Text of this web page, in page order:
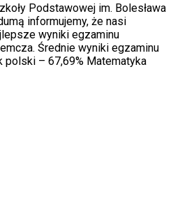
Podstawowej im. Bolesława
informujemy, że nasi
wyniki egzaminu
Średnie wyniki egzaminu
polski – 67,69% Matematyka